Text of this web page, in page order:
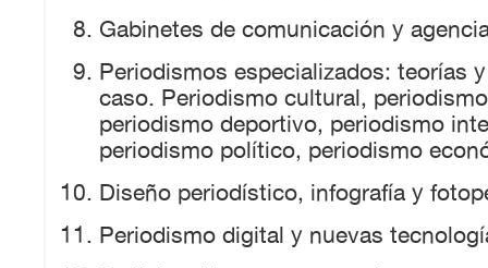
Gabinetes de comunicación y
Periodismos especializados: teorías
caso. Periodismo cultural,
periodismo deportivo, periodismo
periodismo político, periodismo
Diseño periodístico, infografía y
Periodismo digital y nuevas